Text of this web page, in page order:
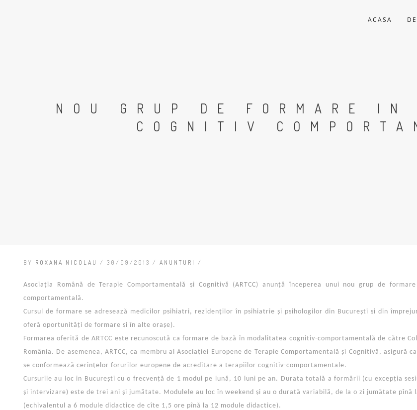
ACASA
NOU GRUP DE FORMARE IN
COGNITIV
BY ROXANA NICOLAU / 30/09/2013 / ANUNTURI /
Asociația Română de Terapie Comportamentală și Cognitivă (ARTCC) anunță începerea unui nou grup de
comportamentală.
Cursul de formare se adresează medicilor psihiatri, rezidenților în psihiatrie și psihologilor din București și din
oferă oportunități de formare și în alte orașe).
Formarea oferită de ARTCC este recunoscută ca formare de bază în modalitatea cognitiv-comportamentală de către
România. De asemenea, ARTCC, ca membru al Asociației Europene de Terapie Comportamentală și Cognitivă, asigură
se conformează cerințelor forurilor europene de acreditare a terapiilor cognitiv-comportamentale.
Cursurile au loc in București cu o frecvență de 1 modul pe lună, 10 luni pe an. Durata totală a formării (cu excepția
și intervizare) este de trei ani și jumătate. Modulele au loc în weekend și au o durată variabilă, de la o zi jumătate pînă
(echivalentul a 6 module didactice de cîte 1,5 ore pînă la 12 module didactice).